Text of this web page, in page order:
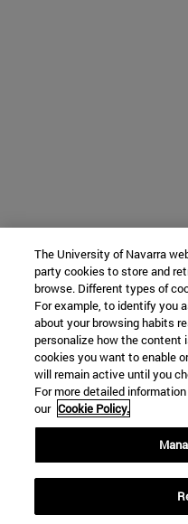
The University of Navarra
party cookies to store and
browse. Different types of
For example, to identify you
about your browsing habits
personalize how the content
cookies you want to enable
will remain active until you
For more detailed
our Cookie Policy.